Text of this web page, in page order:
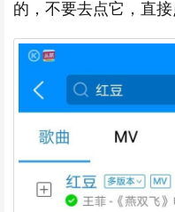
的，不要去点它，直接